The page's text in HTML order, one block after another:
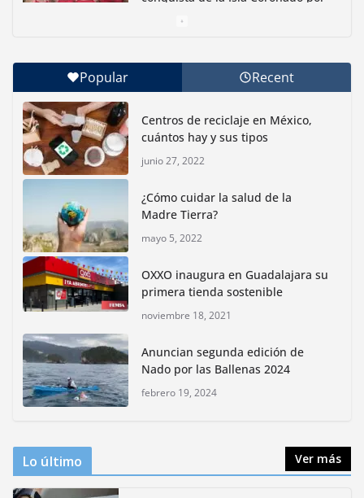
Con jornada informativa, Profepa y Humane World
for Animals buscan inhibir tráfico de aves
junio 15, 2026
Inauguran nuevo Embarcadero Cuemanco para
reactivar la zona lacustre de Xochimilco
junio 4, 2026
Rompe CDMX récords Reto Naturalista Urbano 2026 y
lidera la biodiversidad nacional
mayo 18, 2026
bioculturales para promover
huertos urbanos y jardines
polinizadores
Popular Recent
Centros de reciclaje en México,
cuántos hay y sus tipos
junio 27, 2022
¿Cómo cuidar la salud de la
Madre Tierra?
mayo 5, 2022
OXXO inaugura en Guadalajara su
primera tienda sostenible
noviembre 18, 2021
Anuncian segunda edición de
Nado por las Ballenas 2024
febrero 19, 2024
Lo último Ver más